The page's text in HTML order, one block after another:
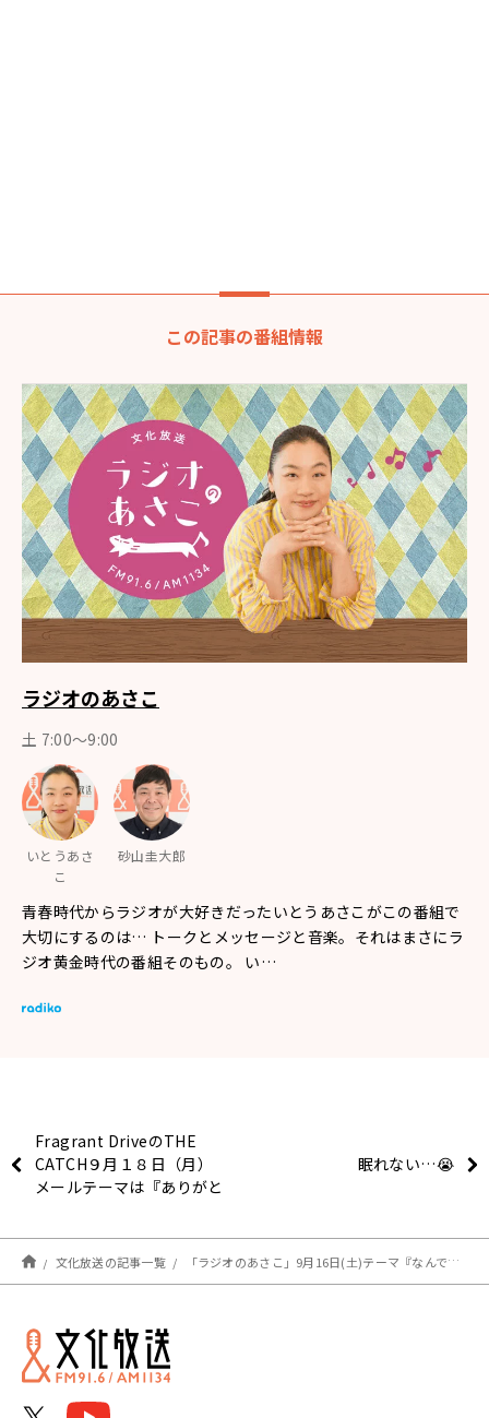
この記事の番組情報
ラジオのあさこ
土 7:00～9:00
いとうあさ
こ
砂山圭大郎
青春時代からラジオが大好きだったいとうあさこがこの番組で
大切にするのは… トークとメッセージと音楽。それはまさにラ
ジオ黄金時代の番組そのもの。 い…
Fragrant DriveのTHE
CATCH９月１８日（月）
メールテーマは『ありがと
眠れない…😭
文化放送の記事一覧 「ラジオのあさこ」9月16日(土)テーマ『なんで…？』